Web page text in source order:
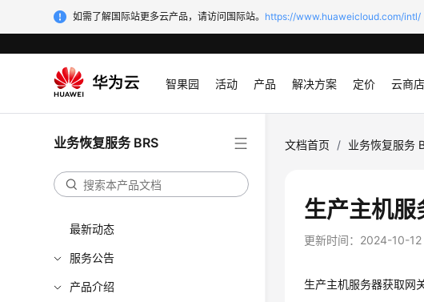
如需了解国际站更多云产品，请访问国际站。 https://www.huaweicloud.com/intl/
智果园 活动 产品 解决方案 定价 云商店
业务恢复服务 BRS
最新动态
服务公告
产品介绍
文档首页 / 业务恢复服务
生产主机服
更新时间： 2024-10-
生产主机服务器获取网